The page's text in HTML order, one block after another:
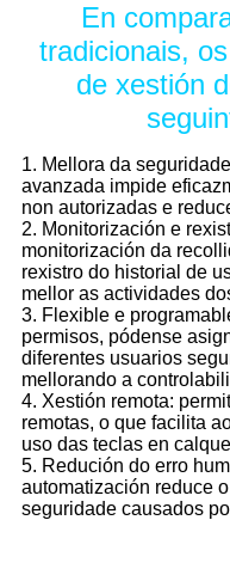
En
tradicionais,
de xestión
1. Mellora da
avanzada impide
non autorizadas e
2. Monitorización e
monitorización da
rexistro do historial de
mellor as actividades
3. Flexible e
permisos, pódense
diferentes usuarios
mellorando a
4. Xestión remota:
remotas, o que facilita
uso das teclas en
5. Redución do erro
automatización reduce
seguridade causados